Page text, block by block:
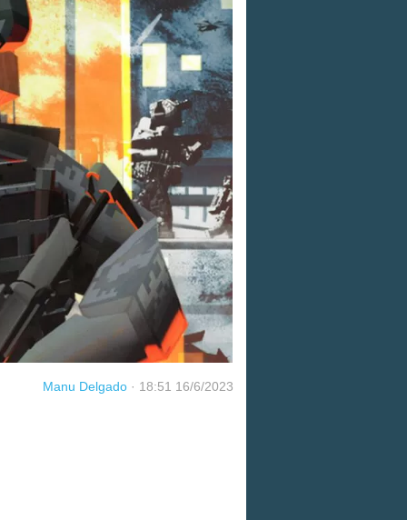
Manu Delgado · 18:51 16/6/2023